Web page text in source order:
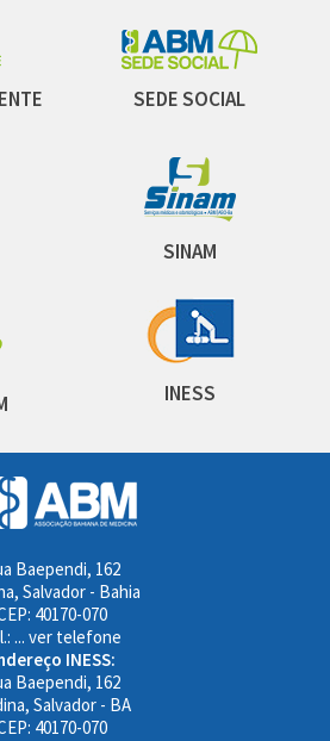
SEDE SOCIAL
SINAM
INESS
Baependi, 162
Salvador - Bahia
40170-070
... ver telefone
INESS:
Baependi, 162
Salvador - BA
40170-070